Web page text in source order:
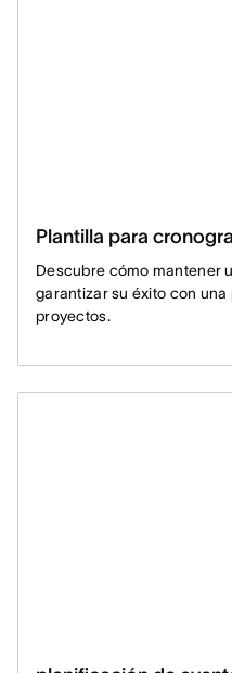
Plantilla para
Descubre cómo mantener
garantizar su éxito con
proyectos.